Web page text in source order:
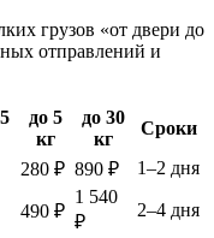
грузов «от двери до
отправлений и
до 5
кг
до 30
кг
Сроки
280 ₽ 890 ₽ 1–2 дня
490 ₽
1 540
₽
2–4 дня